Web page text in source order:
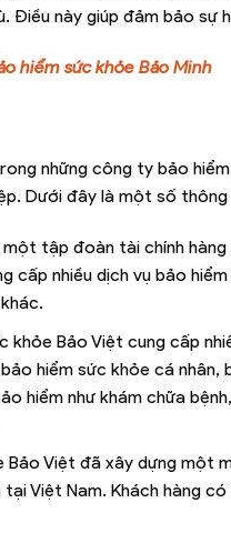
Điều này giúp đảm bảo sự
hiểm sức khỏe Bảo Minh
những công ty bảo
Dưới đây là một số
tập đoàn tài chính
cấp nhiều dịch vụ bảo
khỏe Bảo Việt cung cấp
hiểm sức khỏe cá
hiểm như khám chữa
Bảo Việt đã xây dựng một
Việt Nam. Khách hàng